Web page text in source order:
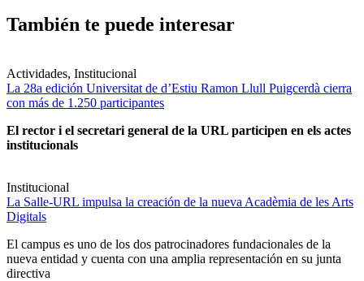
También te puede interesar
Actividades, Institucional
La 28a edición Universitat de d’Estiu Ramon Llull Puigcerdà cierra
con más de 1.250 participantes
El rector i el secretari general de la URL participen en els actes
institucionals
Institucional
La Salle-URL impulsa la creación de la nueva Acadèmia de les Arts
Digitals
El campus es uno de los dos patrocinadores fundacionales de la
nueva entidad y cuenta con una amplia representación en su junta
directiva